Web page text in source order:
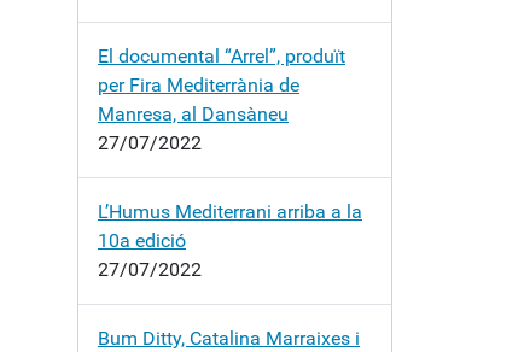
El documental “Arrel”, produït
per Fira Mediterrània de
Manresa, al Dansàneu
27/07/2022
L’Humus Mediterrani arriba a la
10a edició
27/07/2022
Bum Ditty, Catalina Marraixes i